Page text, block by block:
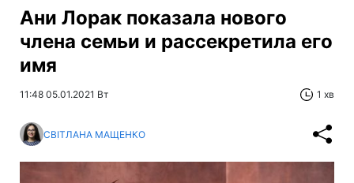
Ани Лорак показала нового
члена семьи и рассекретила его
имя
11:48 05.01.2021 Вт 1 хв
СВІТЛАНА МАЩЕНКО